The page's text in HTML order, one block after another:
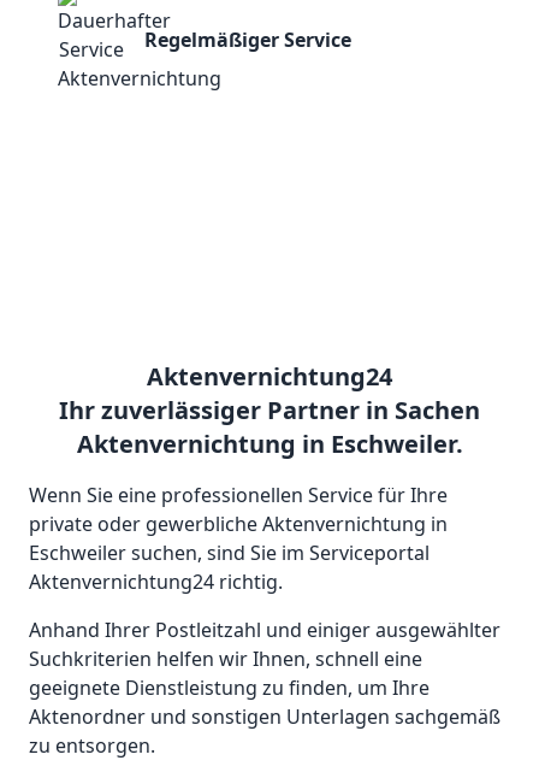
Regelmäßiger Service
Aktenvernichtung24
Ihr zuverlässiger Partner in Sachen
Aktenvernichtung in Eschweiler.
Wenn Sie eine professionellen Service für Ihre
private oder gewerbliche Aktenvernichtung in
Eschweiler suchen, sind Sie im Serviceportal
Aktenvernichtung24 richtig.
Anhand Ihrer Postleitzahl und einiger ausgewählter
Suchkriterien helfen wir Ihnen, schnell eine
geeignete Dienstleistung zu finden, um Ihre
Aktenordner und sonstigen Unterlagen sachgemäß
zu entsorgen.